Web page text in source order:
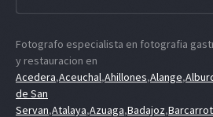
Fotografo especialista en fotografia
y restauracion en
Acedera,Aceuchal,Ahillones,Alange,
de San
Servan,Atalaya,Azuaga,Badajoz,